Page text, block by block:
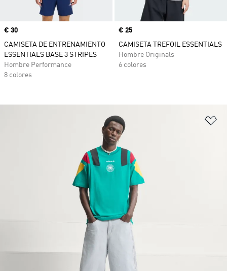
Precio
€ 30
CAMISETA DE ENTRENAMIENTO
ESSENTIALS BASE 3 STRIPES
Hombre Performance
8 colores
Precio
€ 25
CAMISETA TREFOIL ESSENTIALS
Hombre Originals
6 colores